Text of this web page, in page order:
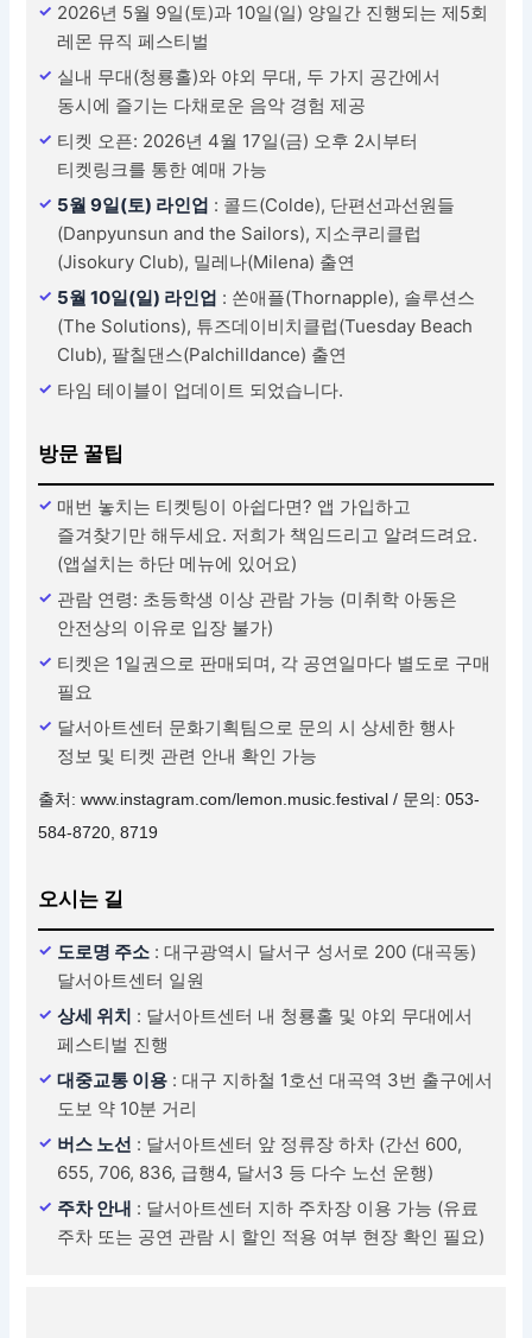
2026년 5월 9일(토)과 10일(일) 양일간 진행되는 제5회
레몬 뮤직 페스티벌
실내 무대(청룡홀)와 야외 무대, 두 가지 공간에서
동시에 즐기는 다채로운 음악 경험 제공
티켓 오픈: 2026년 4월 17일(금) 오후 2시부터
티켓링크를 통한 예매 가능
5월 9일(토) 라인업 : 콜드(Colde), 단편선과선원들
(Danpyunsun and the Sailors), 지소쿠리클럽
(Jisokury Club), 밀레나(Milena) 출연
5월 10일(일) 라인업 : 쏜애플(Thornapple), 솔루션스
(The Solutions), 튜즈데이비치클럽(Tuesday Beach
Club), 팔칠댄스(Palchilldance) 출연
타임 테이블이 업데이트 되었습니다.
방문 꿀팁
매번 놓치는 티켓팅이 아쉽다면? 앱 가입하고
즐겨찾기만 해두세요. 저희가 책임드리고 알려드려요.
(앱설치는 하단 메뉴에 있어요)
관람 연령: 초등학생 이상 관람 가능 (미취학 아동은
안전상의 이유로 입장 불가)
티켓은 1일권으로 판매되며, 각 공연일마다 별도로 구매
필요
달서아트센터 문화기획팀으로 문의 시 상세한 행사
정보 및 티켓 관련 안내 확인 가능
출처: www.instagram.com/lemon.music.festival / 문의: 053-
584-8720, 8719
오시는 길
도로명 주소 : 대구광역시 달서구 성서로 200 (대곡동)
달서아트센터 일원
상세 위치 : 달서아트센터 내 청룡홀 및 야외 무대에서
페스티벌 진행
대중교통 이용 : 대구 지하철 1호선 대곡역 3번 출구에서
도보 약 10분 거리
버스 노선 : 달서아트센터 앞 정류장 하차 (간선 600,
655, 706, 836, 급행4, 달서3 등 다수 노선 운행)
주차 안내 : 달서아트센터 지하 주차장 이용 가능 (유료
주차 또는 공연 관람 시 할인 적용 여부 현장 확인 필요)